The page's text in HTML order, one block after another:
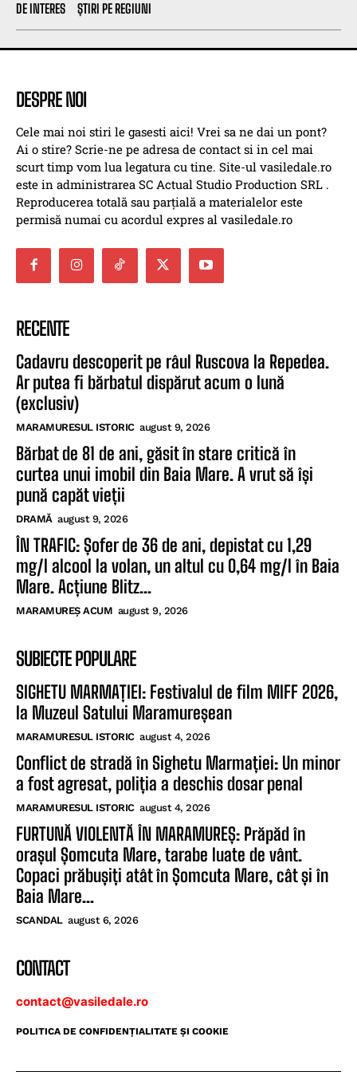
DE INTERES
ȘTIRI PE REGIUNI
DESPRE NOI
Cele mai noi stiri le gasesti aici! Vrei sa ne dai un pont?
Ai o stire? Scrie-ne pe adresa de contact si in cel mai
scurt timp vom lua legatura cu tine. Site-ul vasiledale.ro
este in administrarea SC Actual Studio Production SRL .
Reproducerea totală sau parțială a materialelor este
permisă numai cu acordul expres al vasiledale.ro
RECENTE
Cadavru descoperit pe râul Ruscova la Repedea.
Ar putea fi bărbatul dispărut acum o lună
(exclusiv)
MARAMURESUL ISTORIC august 9, 2026
Bărbat de 81 de ani, găsit în stare critică în
curtea unui imobil din Baia Mare. A vrut să își
pună capăt vieții
DRAMĂ august 9, 2026
ÎN TRAFIC: Șofer de 36 de ani, depistat cu 1,29
mg/l alcool la volan, un altul cu 0,64 mg/l în Baia
Mare. Acțiune Blitz...
MARAMUREȘ ACUM august 9, 2026
SUBIECTE POPULARE
SIGHETU MARMAȚIEI: Festivalul de film MIFF 2026,
la Muzeul Satului Maramureșean
MARAMURESUL ISTORIC august 4, 2026
Conflict de stradă în Sighetu Marmației: Un minor
a fost agresat, poliția a deschis dosar penal
MARAMURESUL ISTORIC august 4, 2026
FURTUNĂ VIOLENTĂ ÎN MARAMUREȘ: Prăpăd în
orașul Șomcuta Mare, tarabe luate de vânt.
Copaci prăbușiți atât în Șomcuta Mare, cât și în
Baia Mare...
SCANDAL august 6, 2026
CONTACT
contact@vasiledale.ro
POLITICA DE CONFIDENŢIALITATE ŞI COOKIE